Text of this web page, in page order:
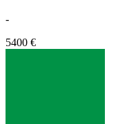
-
5400 €